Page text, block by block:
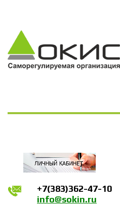
+7(383)362-47-10
info@sokin.ru